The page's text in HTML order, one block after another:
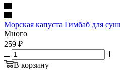
Морская капуста Гимбаб для
Много
259 ₽
В корзину